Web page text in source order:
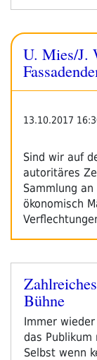
U. Mies/J.
13.10.2017
Sind wir auf
autoritäres
Sammlung
ökonomisch
Veröffentlicht
am
Bühne
Immer
das Publikum
Selbst wenn